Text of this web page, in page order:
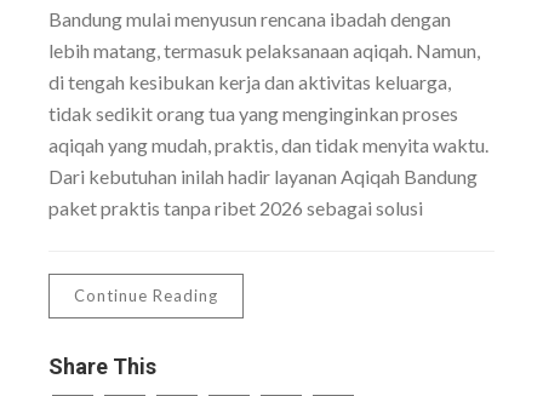
Bandung mulai menyusun rencana ibadah dengan
lebih matang, termasuk pelaksanaan aqiqah. Namun,
di tengah kesibukan kerja dan aktivitas keluarga,
tidak sedikit orang tua yang menginginkan proses
aqiqah yang mudah, praktis, dan tidak menyita waktu.
Dari kebutuhan inilah hadir layanan Aqiqah Bandung
paket praktis tanpa ribet 2026 sebagai solusi
Continue Reading
Share This